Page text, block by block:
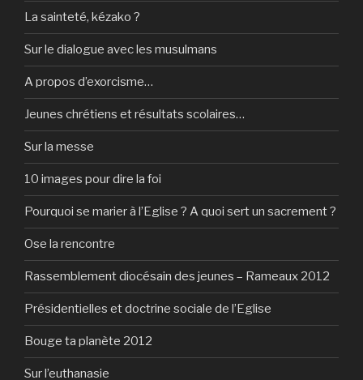
La sainteté, kézako ?
Sur le dialogue avec les musulmans
A propos d’exorcisme…
Jeunes chrétiens et résultats scolaires…
Sur la messe
10 images pour dire la foi
Pourquoi se marier à l’Eglise ? A quoi sert un sacrement ?
Ose la rencontre
Rassemblement diocésain des jeunes – Rameaux 2012
Présidentielles et doctrine sociale de l’Eglise
Bouge ta planète 2012
Sur l’euthanasie